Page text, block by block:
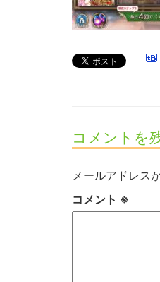
コメントを
メールアドレス
コメント ※